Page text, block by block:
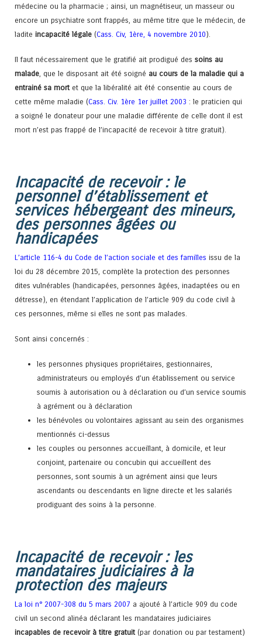
médecine ou la pharmacie ; ainsi, un magnétiseur, un masseur ou
encore un psychiatre sont frappés, au même titre que le médecin, de
ladite incapacité légale (Cass. Civ, 1ère, 4 novembre 2010).
Il faut nécessairement que le gratifié ait prodigué des soins au
malade , que le disposant ait été soigné au cours de la maladie qui a
entrainé sa mort et que la libéralité ait été consentie au cours de
cette même maladie (Cass. Civ. 1ère 1er juillet 2003 : le praticien qui
a soigné le donateur pour une maladie différente de celle dont il est
mort n’est pas frappé de l’incapacité de recevoir à titre gratuit).
Incapacité de recevoir : le
personnel d’établissement et
services hébergeant des mineurs,
des personnes âgées ou
handicapées
L’article 116-4 du Code de l’action sociale et des familles issu de la
loi du 28 décembre 2015, complète la protection des personnes
dites vulnérables (handicapées, personnes âgées, inadaptées ou en
détresse), en étendant l’application de l’article 909 du code civil à
ces personnes, même si elles ne sont pas malades.
Sont ainsi concernés :
les personnes physiques propriétaires, gestionnaires,
administrateurs ou employés d’un établissement ou service
soumis à autorisation ou à déclaration ou d’un service soumis
à agrément ou à déclaration
les bénévoles ou volontaires agissant au sein des organismes
mentionnés ci-dessus
les couples ou personnes accueillant, à domicile, et leur
conjoint, partenaire ou concubin qui accueillent des
personnes, sont soumis à un agrément ainsi que leurs
ascendants ou descendants en ligne directe et les salariés
prodiguant des soins à la personne.
Incapacité de recevoir : les
mandataires judiciaires à la
protection des majeurs
La loi n° 2007-308 du 5 mars 2007 a ajouté à l’article 909 du code
civil un second alinéa déclarant les mandataires judiciaires
incapables de recevoir à titre gratuit (par donation ou par testament)